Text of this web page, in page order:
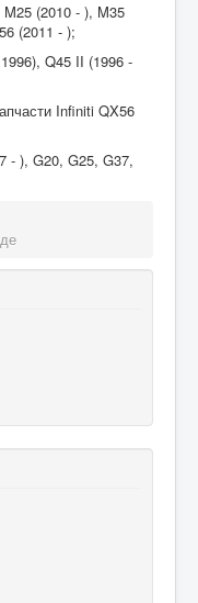
(2010 - ), M35
(2011 - );
Q45 II (1996 -
Infiniti QX56
- ), G20, G25, G37,